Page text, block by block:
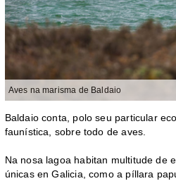
Aves na marisma de Baldaio
Baldaio conta, polo seu particular
faunística, sobre todo de aves.
Na nosa lagoa habitan multitude de
únicas en Galicia, como a píllara